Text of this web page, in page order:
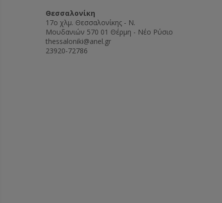
Θεσσαλονίκη
17ο χλμ. Θεσσαλονίκης - Ν.
Μουδανιών 570 01 Θέρμη - Νέο Ρύσιο
thessaloniki@anel.gr
23920-72786